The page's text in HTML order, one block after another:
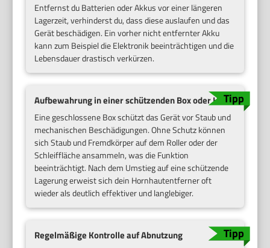
Entfernst du Batterien oder Akkus vor einer längeren
Lagerzeit, verhinderst du, dass diese auslaufen und das
Gerät beschädigen. Ein vorher nicht entfernter Akku
kann zum Beispiel die Elektronik beeinträchtigen und die
Lebensdauer drastisch verkürzen.
Aufbewahrung in einer schützenden Box oder Hülle
Eine geschlossene Box schützt das Gerät vor Staub und
mechanischen Beschädigungen. Ohne Schutz können
sich Staub und Fremdkörper auf dem Roller oder der
Schleiffläche ansammeln, was die Funktion
beeinträchtigt. Nach dem Umstieg auf eine schützende
Lagerung erweist sich dein Hornhautentferner oft
wieder als deutlich effektiver und langlebiger.
Regelmäßige Kontrolle auf Abnutzung